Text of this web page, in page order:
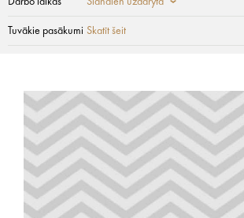
Tuvākie pasākumi Skatīt šeit